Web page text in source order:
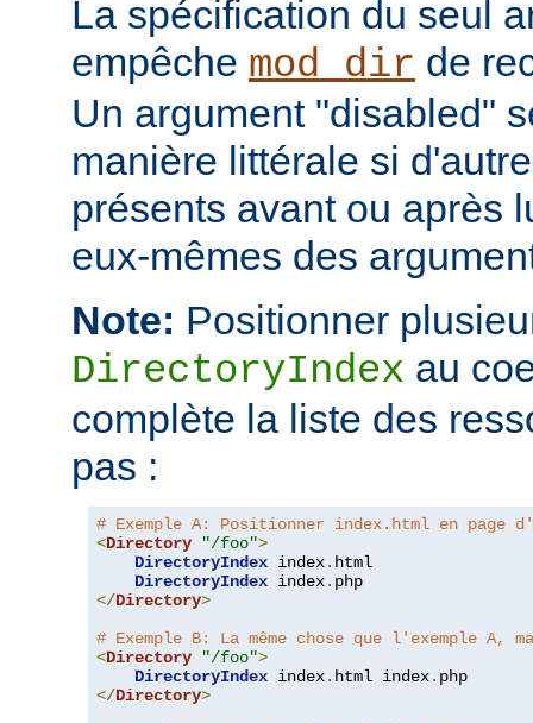
La spécification du seul
empêche mod_dir de
Un argument "disabled"
manière littérale si
présents avant ou après
eux-mêmes des
Note: Positionner
DirectoryIndex au
complète la liste des
pas :
# Exemple A: Positionner index.html en page
<Directory "/foo">
DirectoryIndex index. html
DirectoryIndex index.
</Directory>
# Exemple B: La même chose que l'exemple
<Directory "/foo">
DirectoryIndex index. html index.
</Directory>